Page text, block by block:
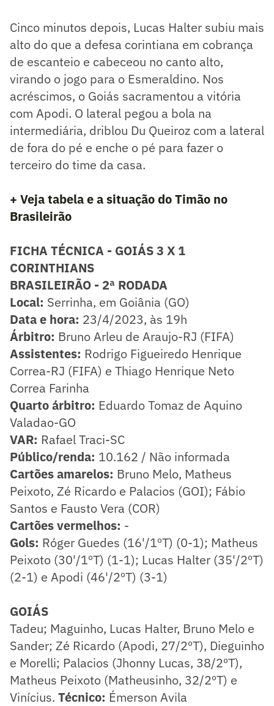
Cinco minutos depois, Lucas Halter subiu mais
alto do que a defesa corintiana em cobrança
de escanteio e cabeceou no canto alto,
virando o jogo para o Esmeraldino. Nos
acréscimos, o Goiás sacramentou a vitória
com Apodi. O lateral pegou a bola na
intermediária, driblou Du Queiroz com a lateral
de fora do pé e enche o pé para fazer o
terceiro do time da casa.
+ Veja tabela e a situação do Timão no
Brasileirão
FICHA TÉCNICA - GOIÁS 3 X 1
CORINTHIANS
BRASILEIRÃO - 2ª RODADA
Local: Serrinha, em Goiânia (GO)
Data e hora: 23/4/2023, às 19h
Árbitro: Bruno Arleu de Araujo-RJ (FIFA)
Assistentes: Rodrigo Figueiredo Henrique
Correa-RJ (FIFA) e Thiago Henrique Neto
Correa Farinha
Quarto árbitro: Eduardo Tomaz de Aquino
Valadao-GO
VAR: Rafael Traci-SC
Público/renda: 10.162 / Não informada
Cartões amarelos: Bruno Melo, Matheus
Peixoto, Zé Ricardo e Palacios (GOI); Fábio
Santos e Fausto Vera (COR)
Cartões vermelhos: -
Gols: Róger Guedes (16'/1ºT) (0-1); Matheus
Peixoto (30'/1ºT) (1-1); Lucas Halter (35'/2ºT)
(2-1) e Apodi (46'/2ºT) (3-1)
GOIÁS
Tadeu; Maguinho, Lucas Halter, Bruno Melo e
Sander; Zé Ricardo (Apodi, 27/2ºT), Dieguinho
e Morelli; Palacios (Jhonny Lucas, 38/2ºT),
Matheus Peixoto (Matheusinho, 32/2ºT) e
Vinícius. Técnico: Émerson Avila